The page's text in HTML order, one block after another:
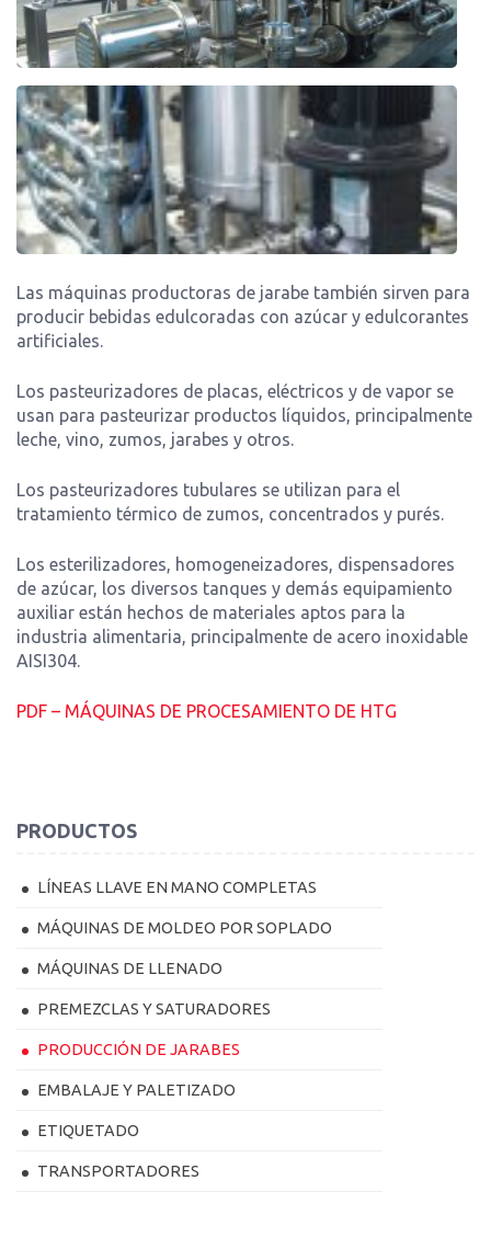
Las máquinas productoras de jarabe también sirven para
producir bebidas edulcoradas con azúcar y edulcorantes
artificiales.
Los pasteurizadores de placas, eléctricos y de vapor se
usan para pasteurizar productos líquidos, principalmente
leche, vino, zumos, jarabes y otros.
Los pasteurizadores tubulares se utilizan para el
tratamiento térmico de zumos, concentrados y purés.
Los esterilizadores, homogeneizadores, dispensadores
de azúcar, los diversos tanques y demás equipamiento
auxiliar están hechos de materiales aptos para la
industria alimentaria, principalmente de acero inoxidable
AISI304.
PDF – MÁQUINAS DE PROCESAMIENTO DE HTG
PRODUCTOS
LÍNEAS LLAVE EN MANO COMPLETAS
MÁQUINAS DE MOLDEO POR SOPLADO
MÁQUINAS DE LLENADO
PREMEZCLAS Y SATURADORES
PRODUCCIÓN DE JARABES
EMBALAJE Y PALETIZADO
ETIQUETADO
TRANSPORTADORES